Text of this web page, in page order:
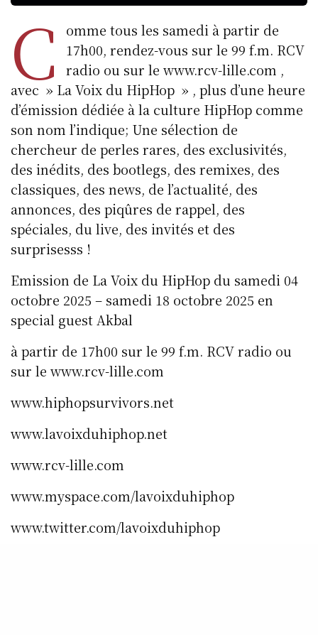
C
omme tous les samedi à partir de
17h00, rendez-vous sur le 99 f.m. RCV
radio ou sur le www.rcv-lille.com ,
avec » La Voix du HipHop » , plus d’une heure
d’émission dédiée à la culture HipHop comme
son nom l’indique; Une sélection de
chercheur de perles rares, des exclusivités,
des inédits, des bootlegs, des remixes, des
classiques, des news, de l’actualité, des
annonces, des piqûres de rappel, des
spéciales, du live, des invités et des
surprisesss !
Emission de La Voix du HipHop du samedi 04
octobre 2025 – samedi 18 octobre 2025 en
special guest Akbal
à partir de 17h00 sur le 99 f.m. RCV radio ou
sur le www.rcv-lille.com
www.hiphopsurvivors.net
www.lavoixduhiphop.net
www.rcv-lille.com
www.myspace.com/lavoixduhiphop
www.twitter.com/lavoixduhiphop